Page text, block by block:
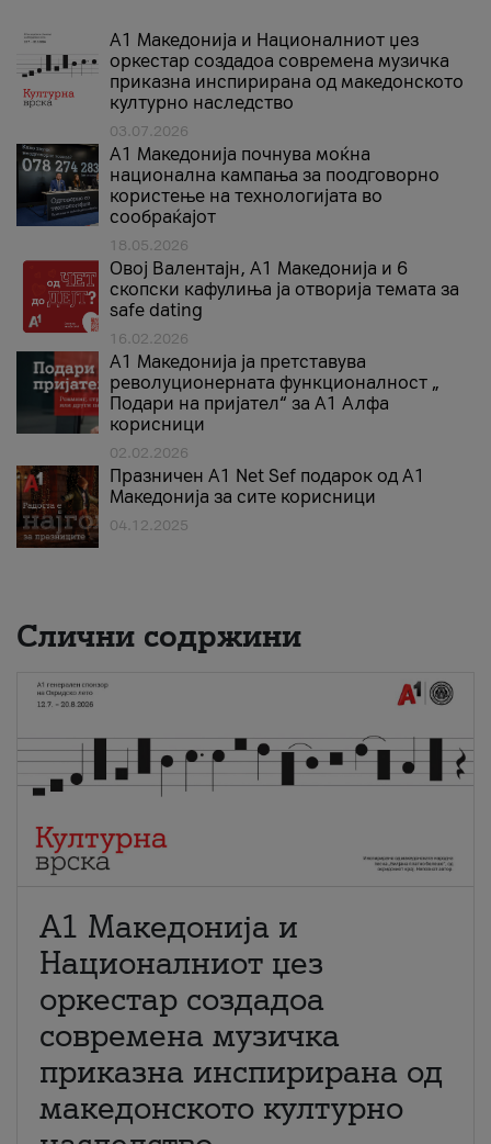
А1 Македонија и Националниот џез
оркестар создадоа современа музичка
приказна инспирирана од македонското
културно наследство
03.07.2026
A1 Македонија почнува моќна
национална кампања за поодговорно
користење на технологијата во
сообраќајот
18.05.2026
Овој Валентајн, A1 Македонија и 6
скопски кафулиња ја отворија темата за
safe dating
16.02.2026
А1 Македонија ја претставува
револуционерната функционалност „
Подари на пријател“ за А1 Алфа
корисници
02.02.2026
Празничен A1 Net Sеf подарок од А1
Македонија за сите корисници
04.12.2025
Слични содржини
А1 Македонија и
Националниот џез
оркестар создадоа
современа музичка
приказна инспирирана од
македонското културно